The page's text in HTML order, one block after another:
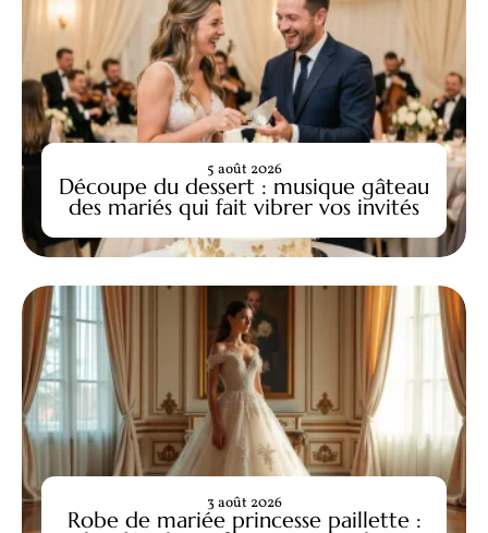
Découpe du dessert : musique gâteau
des mariés qui fait vibrer vos invités
5 août 2026
Robe de mariée princesse paillette :
3 août 2026